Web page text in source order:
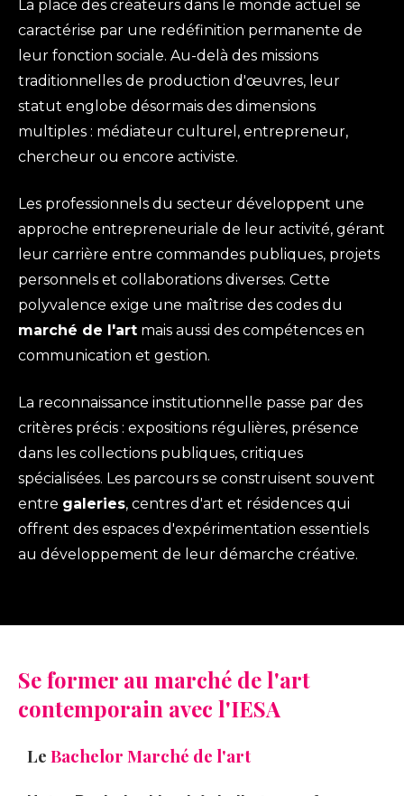
La place des créateurs dans le monde actuel se
caractérise par une redéfinition permanente de
leur fonction sociale. Au-delà des missions
traditionnelles de production d'œuvres, leur
statut englobe désormais des dimensions
multiples : médiateur culturel, entrepreneur,
chercheur ou encore activiste.
Les professionnels du secteur développent une
approche entrepreneuriale de leur activité, gérant
leur carrière entre commandes publiques, projets
personnels et collaborations diverses. Cette
polyvalence exige une maîtrise des codes du
marché de l'art mais aussi des compétences en
communication et gestion.
La reconnaissance institutionnelle passe par des
critères précis : expositions régulières, présence
dans les collections publiques, critiques
spécialisées. Les parcours se construisent souvent
entre galeries, centres d'art et résidences qui
offrent des espaces d'expérimentation essentiels
au développement de leur démarche créative.
Se former au marché de l'art
contemporain avec l'IESA
Le Bachelor Marché de l'art